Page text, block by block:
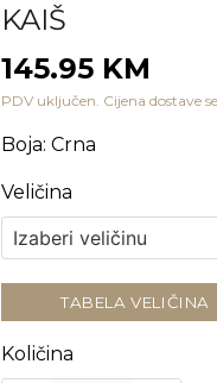
KAIŠ
145.95 KM
PDV uključen. Cijena dostave
Boja: Crna
Veličina
TABELA VELIČINA
Količina